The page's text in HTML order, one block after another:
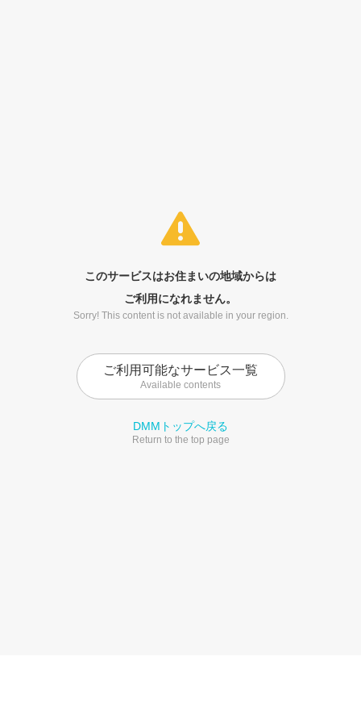
このサービスはお住まいの地域からは
ご利用になれません。
Sorry! This content is not available in your region.
ご利用可能なサービス一覧
Available contents
DMMトップへ戻る
Return to the top page